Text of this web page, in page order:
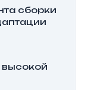
сборки
высокой